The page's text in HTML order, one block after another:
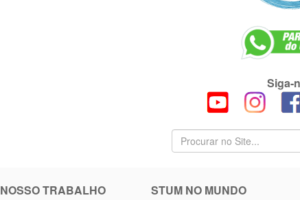
Siga-
NOSSO TRABALHO
STUM NO MUNDO